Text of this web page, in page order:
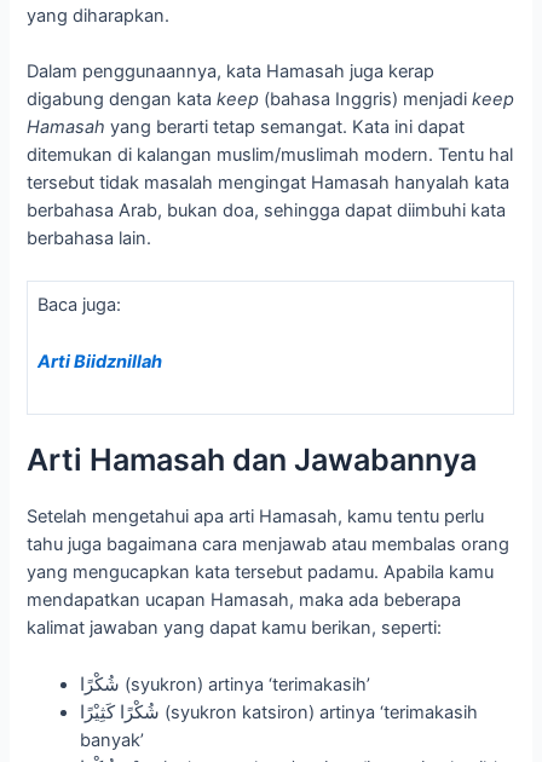
yang diharapkan.
Dalam penggunaannya, kata Hamasah juga kerap
digabung dengan katakeep (bahasa Inggris) menjadikeep
Hamasah yang berarti tetap semangat. Kata ini dapat
ditemukan di kalangan muslim/muslimah modern. Tentu hal
tersebut tidak masalah mengingat Hamasah hanyalah kata
berbahasa Arab, bukan doa, sehingga dapat diimbuhi kata
berbahasa lain.
Baca juga:
Arti Biidznillah
Arti Hamasah dan Jawabannya
Setelah mengetahui apa arti Hamasah, kamu tentu perlu
tahu juga bagaimana cara menjawab atau membalas orang
yang mengucapkan kata tersebut padamu. Apabila kamu
mendapatkan ucapan Hamasah, maka ada beberapa
kalimat jawaban yang dapat kamu berikan, seperti:
شُكْرًا (syukron) artinya ‘terimakasih’
شُكْرًا كَثِيْرًا (syukron katsiron) artinya ‘terimakasih
banyak’